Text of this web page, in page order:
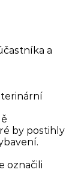
a
by postihly
označili